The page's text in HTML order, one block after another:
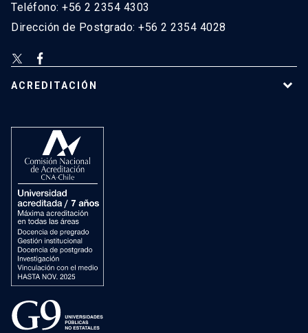
Teléfono: +56 2 2354 4303
Dirección de Postgrado: +56 2 2354 4028
ACREDITACIÓN